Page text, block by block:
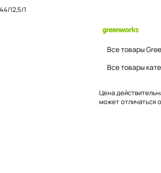
44/12,5/1
Все товары
Все товары
Цена
может отличаться